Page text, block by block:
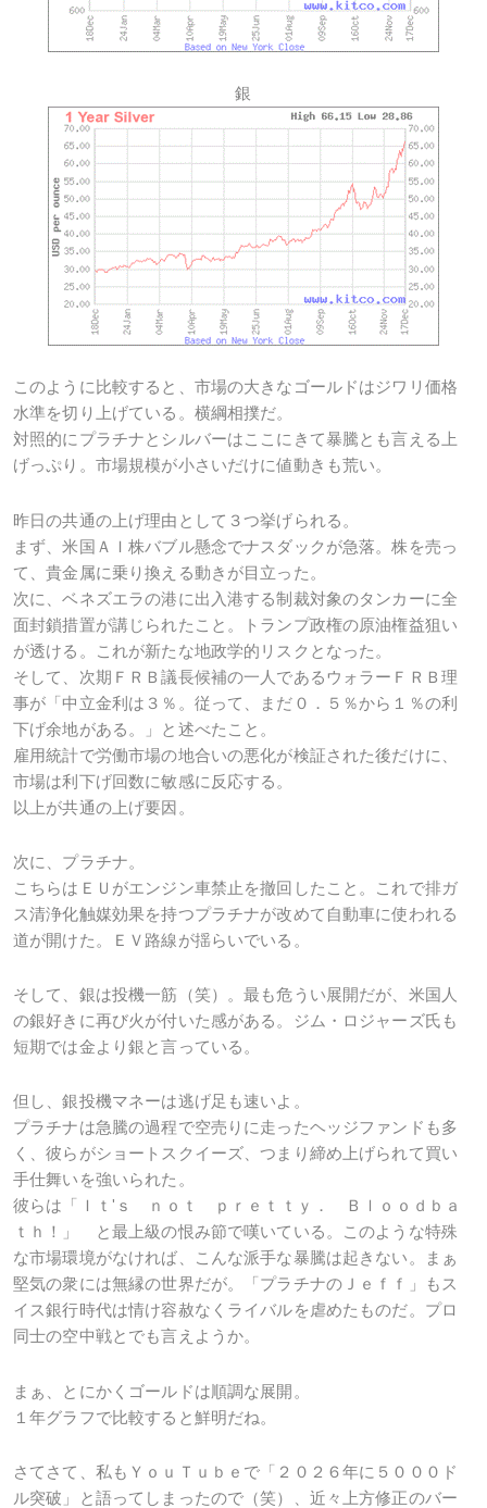
銀
このように比較すると、市場の大きなゴールドはジワリ価格
水準を切り上げている。横綱相撲だ。
対照的にプラチナとシルバーはここにきて暴騰とも言える上
げっぷり。市場規模が小さいだけに値動きも荒い。
昨日の共通の上げ理由として３つ挙げられる。
まず、米国ＡＩ株バブル懸念でナスダックが急落。株を売っ
て、貴金属に乗り換える動きが目立った。
次に、ベネズエラの港に出入港する制裁対象のタンカーに全
面封鎖措置が講じられたこと。トランプ政権の原油権益狙い
が透ける。これが新たな地政学的リスクとなった。
そして、次期ＦＲＢ議長候補の一人であるウォラーＦＲＢ理
事が「中立金利は３％。従って、まだ０．５％から１％の利
下げ余地がある。」と述べたこと。
雇用統計で労働市場の地合いの悪化が検証された後だけに、
市場は利下げ回数に敏感に反応する。
以上が共通の上げ要因。
次に、プラチナ。
こちらはＥＵがエンジン車禁止を撤回したこと。これで排ガ
ス清浄化触媒効果を持つプラチナが改めて自動車に使われる
道が開けた。ＥＶ路線が揺らいでいる。
そして、銀は投機一筋（笑）。最も危うい展開だが、米国人
の銀好きに再び火が付いた感がある。ジム・ロジャーズ氏も
短期では金より銀と言っている。
但し、銀投機マネーは逃げ足も速いよ。
プラチナは急騰の過程で空売りに走ったヘッジファンドも多
く、彼らがショートスクイーズ、つまり締め上げられて買い
手仕舞いを強いられた。
彼らは「Ｉｔ'ｓ ｎｏｔ ｐｒｅｔｔｙ． Ｂｌｏｏｄｂａ
ｔｈ！」 と最上級の恨み節で嘆いている。このような特殊
な市場環境がなければ、こんな派手な暴騰は起きない。まぁ
堅気の衆には無縁の世界だが。「プラチナのＪｅｆｆ」もス
イス銀行時代は情け容赦なくライバルを虐めたものだ。プロ
同士の空中戦とでも言えようか。
まぁ、とにかくゴールドは順調な展開。
１年グラフで比較すると鮮明だね。
さてさて、私もＹｏｕＴｕｂｅで「２０２６年に５０００ド
ル突破」と語ってしまったので（笑）、近々上方修正のバー